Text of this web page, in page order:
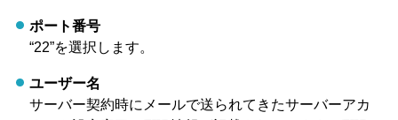
ポート番号
“22”を選択します。
ユーザー名
サーバー契約時にメールで送られてきたサーバーアカ